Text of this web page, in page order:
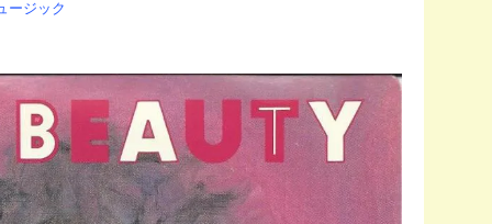
ージック